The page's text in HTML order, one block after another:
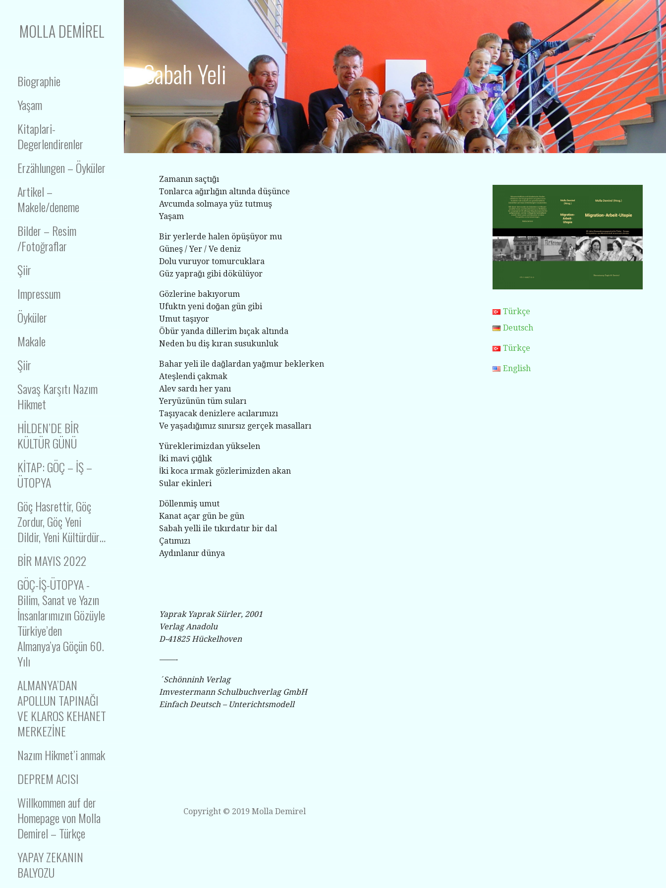
MOLLA DEMIREL
Biographie
Yaşam
Kitaplari-
Degerlendirenler
Erzählungen – Öyküler
Artikel –
Makele/deneme
Bilder – Resim
/Fotoğraflar
Şiir
Impressum
Öyküler
Makale
Şiir
Savaş Karşıtı Nazım
Hikmet
HİLDEN’DE BİR
KÜLTÜR GÜNÜ
KİTAP: GÖÇ – İŞ –
ÜTOPYA
Göç Hasrettir, Göç
Zordur, Göç Yeni
Dildir, Yeni Kültürdür…
BİR MAYIS 2022
GÖÇ-İŞ-ÜTOPYA -
Bilim, Sanat ve Yazın
İnsanlarımızın Gözüyle
Türkiye’den
Almanya’ya Göçün 60.
Yılı
ALMANYA’DAN
APOLLUN TAPINAĞI
VE KLAROS KEHANET
MERKEZİNE
Nazım Hikmet’i anmak
DEPREM ACISI
Willkommen auf der
Homepage von Molla
Demirel – Türkçe
YAPAY ZEKANIN
BALYOZU
Sabah Yeli
Zamanın saçtığı
Tonlarca ağırlığın altında düşünce
Avcumda solmaya yüz tutmuş
Yaşam
Bir yerlerde halen öpüşüyor mu
Güneş / Yer / Ve deniz
Dolu vuruyor tomurcuklara
Güz yaprağı gibi dökülüyor
Gözlerine bakıyorum
Ufuktn yeni doğan gün gibi
Umut taşıyor
Öbür yanda dillerim bıçak altında
Neden bu diş kıran susukunluk
Bahar yeli ile dağlardan yağmur beklerken
Ateşlendi çakmak
Alev sardı her yanı
Yeryüzünün tüm suları
Taşıyacak denizlere acılarımızı
Ve yaşadığımız sınırsız gerçek masalları
Yüreklerimizdan yükselen
İki mavi çığlık
İki koca ırmak gözlerimizden akan
Sular ekinleri
Döllenmiş umut
Kanat açar gün be gün
Sabah yelli ile tıkırdatır bir dal
Çatımızı
Aydınlanır dünya
Yaprak Yaprak Siirler, 2001
Verlag Anadolu
D-41825 Hückelhoven
——-
´Schönninh Verlag
Imvestermann Schulbuchverlag GmbH
Einfach Deutsch – Unterichtsmodell
Türkçe
Deutsch
Türkçe
English
Copyright © 2019 Molla Demirel